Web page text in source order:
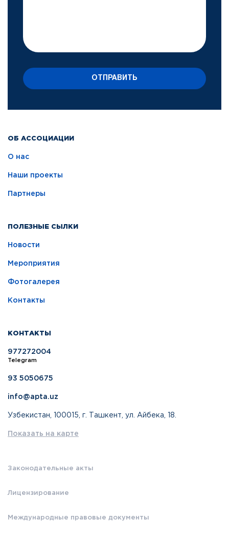
ОБ АССОЦИАЦИИ
О нас
Наши проекты
Партнеры
ПОЛЕЗНЫЕ СЫЛКИ
Новости
Мероприятия
Фотогалерея
Контакты
КОНТАКТЫ
977272004
Telegram
93 5050675
info@apta.uz
Узбекистан, 100015, г. Ташкент, ул. Айбека, 18.
Показать на карте
Законодательные акты
Лицензирование
Международные правовые документы
ОТПРАВИТЬ